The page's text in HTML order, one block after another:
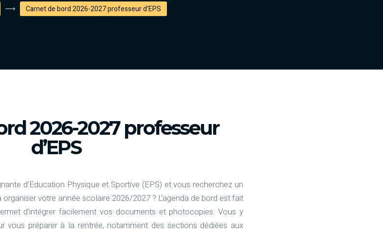
Carnet de bord 2026-2027 professeur d'EPS
2026-2027 professeur
d’EPS
d’Education Physique et Sportive (EPS) et vous recherchez un
votre année scolaire 2026/2027 ? L'agenda de bord est fait
d'intégrer facilement vos documents et photocopies. Vous y
vous préparer à la rentrée, notamment des sections dédiées aux